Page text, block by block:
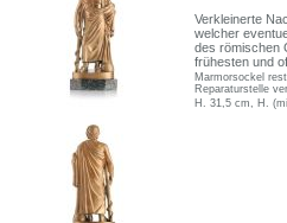
Verkleinerte
welcher
des römischen
frühesten und
Marmorsockel
Reparaturstelle
H. 31,5 cm, H.